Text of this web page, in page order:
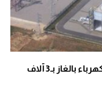
رغم تحوله الطاقي.. المغرب يسعى لزيادة قدرة إنتاج الكهرباء بالغاز بـ3 آلاف